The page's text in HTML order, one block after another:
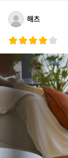
해츠